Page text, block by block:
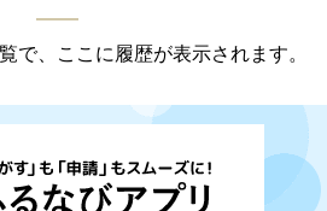
で、ここに履歴が表示されます。